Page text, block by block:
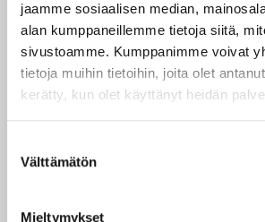
jaamme sosiaalisen median,
alan kumppaneillemme tietoja siitä,
sivustoamme. Kumppanimme voivat
tietoja muihin tietoihin, joita olet
kerätty, kun olet käyttänyt heidän
valinta
Välttämätön
Mieltymykset